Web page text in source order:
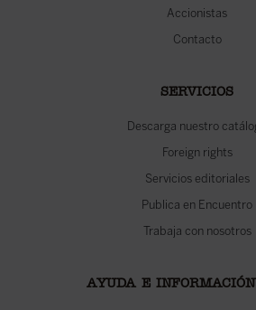
Accionistas
Contacto
SERVICIOS
Descarga nuestro
Foreign rights
Servicios editoriales
Publica en Encuentro
Trabaja con nosotros
AYUDA E